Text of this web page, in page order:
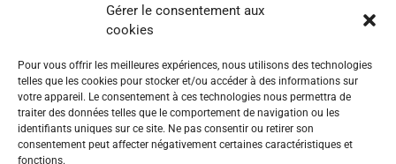
Gérer le consentement aux
cookies
Pour vous offrir les meilleures expériences, nous utilisons des technologies
telles que les cookies pour stocker et/ou accéder à des informations sur
votre appareil. Le consentement à ces technologies nous permettra de
traiter des données telles que le comportement de navigation ou les
identifiants uniques sur ce site. Ne pas consentir ou retirer son
consentement peut affecter négativement certaines caractéristiques et
fonctions.
NEWSLETTER AFSSI